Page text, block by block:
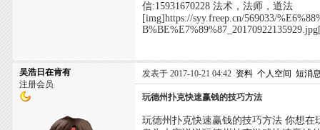
信:15931670228 法术，法师，道法
[img]https://syy.freep.cn/569033/
吴浩日在肯有
注册会员
发表于 2017-10-21 04:42 资料 个人空间 短消
玩德州扑克快速赢钱的技巧方法
玩德州扑克快速赢钱的技巧方法 你想